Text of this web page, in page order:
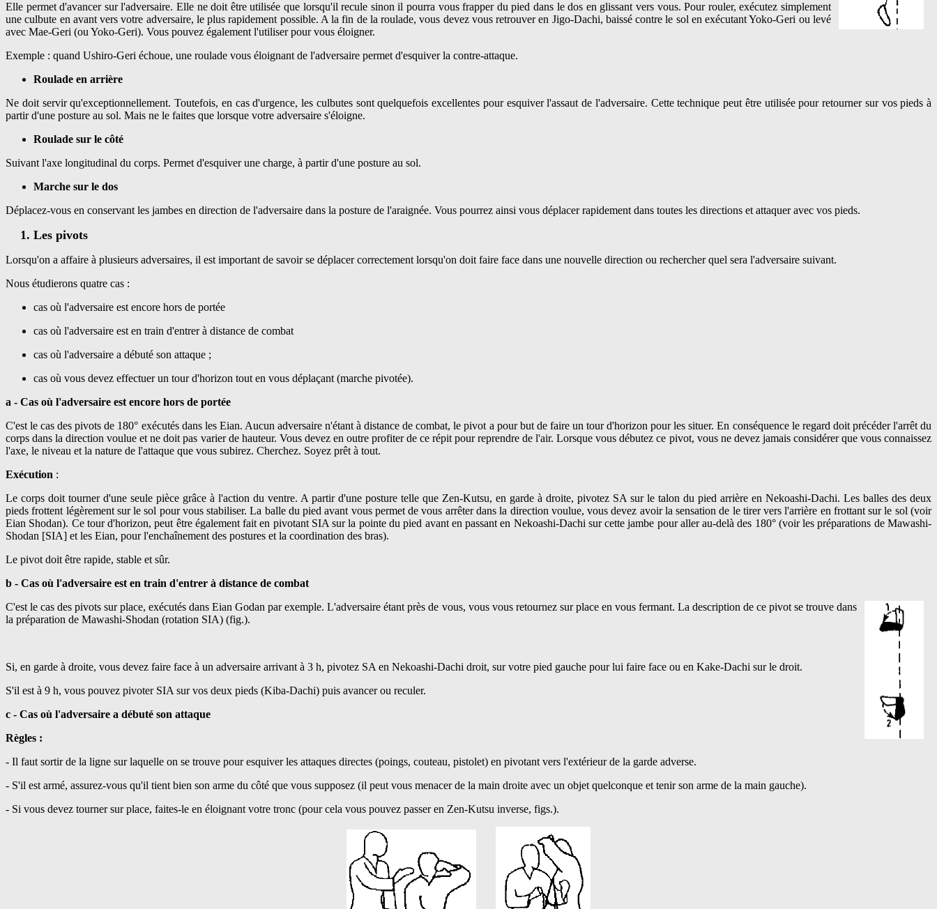
Elle permet d'avancer sur l'adversaire. Elle ne doit être utilisée que lorsqu'il recule sinon il pourra vous frapper du pied dans le dos en glissant vers vous. Pour rouler, exécutez simplement
une culbute en avant vers votre adversaire, le plus rapidement possible. A la fin de la roulade, vous devez vous retrouver en Jigo-Dachi, baissé contre le sol en exécutant Yoko-Geri ou levé
avec Mae-Geri (ou Yoko-Geri). Vous pouvez également l'utiliser pour vous éloigner.
Exemple : quand Ushiro-Geri échoue, une roulade vous éloignant de l'adversaire permet d'esquiver la contre-attaque.
Roulade en arrière
Ne doit servir qu'exceptionnellement. Toutefois, en cas d'urgence, les culbutes sont quelquefois excellentes pour esquiver l'assaut de l'adversaire. Cette technique peut être utilisée pour retourner sur vos pieds à
partir d'une posture au sol. Mais ne le faites que lorsque votre adversaire s'éloigne.
Roulade sur le côté
Suivant l'axe longitudinal du corps. Permet d'esquiver une charge, à partir d'une posture au sol.
Marche sur le dos
Déplacez-vous en conservant les jambes en direction de l'adversaire dans la posture de l'araignée. Vous pourrez ainsi vous déplacer rapidement dans toutes les directions et attaquer avec vos pieds.
Les pivots
Lorsqu'on a affaire à plusieurs adversaires, il est important de savoir se déplacer correctement lorsqu'on doit faire face dans une nouvelle direction ou rechercher quel sera l'adversaire suivant.
Nous étudierons quatre cas :
cas où l'adversaire est encore hors de portée
cas où l'adversaire est en train d'entrer à distance de combat
cas où l'adversaire a débuté son attaque ;
cas où vous devez effectuer un tour d'horizon tout en vous déplaçant (marche pivotée).
a - Cas où l'adversaire est encore hors de portée
C'est le cas des pivots de 180° exécutés dans les Eian. Aucun adversaire n'étant à distance de combat, le pivot a pour but de faire un tour d'horizon pour les situer. En conséquence le regard doit précéder l'arrêt du
corps dans la direction voulue et ne doit pas varier de hauteur. Vous devez en outre profiter de ce répit pour reprendre de l'air. Lorsque vous débutez ce pivot, vous ne devez jamais considérer que vous connaissez
l'axe, le niveau et la nature de l'attaque que vous subirez. Cherchez. Soyez prêt à tout.
Exécution :
Le corps doit tourner d'une seule pièce grâce à l'action du ventre. A partir d'une posture telle que Zen-Kutsu, en garde à droite, pivotez SA sur le talon du pied arrière en Nekoashi-Dachi. Les balles des deux
pieds frottent légèrement sur le sol pour vous stabiliser. La balle du pied avant vous permet de vous arrêter dans la direction voulue, vous devez avoir la sensation de le tirer vers l'arrière en frottant sur le sol (voir
Eian Shodan). Ce tour d'horizon, peut être également fait en pivotant SIA sur la pointe du pied avant en passant en Nekoashi-Dachi sur cette jambe pour aller au-delà des 180° (voir les préparations de Mawashi-
Shodan [SIA] et les Eian, pour l'enchaînement des postures et la coordination des bras).
Le pivot doit être rapide, stable et sûr.
b - Cas où l'adversaire est en train d'entrer à distance de combat
C'est le cas des pivots sur place, exécutés dans Eian Godan par exemple. L'adversaire étant près de vous, vous vous retournez sur place en vous fermant. La description de ce pivot se trouve dans
la préparation de Mawashi-Shodan (rotation SIA) (fig.).
Si, en garde à droite, vous devez faire face à un adversaire arrivant à 3 h, pivotez SA en Nekoashi-Dachi droit, sur votre pied gauche pour lui faire face ou en Kake-Dachi sur le droit.
S'il est à 9 h, vous pouvez pivoter SIA sur vos deux pieds (Kiba-Dachi) puis avancer ou reculer.
c - Cas où l'adversaire a débuté son attaque
Règles :
- Il faut sortir de la ligne sur laquelle on se trouve pour esquiver les attaques directes (poings, couteau, pistolet) en pivotant vers l'extérieur de la garde adverse.
- S'il est armé, assurez-vous qu'il tient bien son arme du côté que vous supposez (il peut vous menacer de la main droite avec un objet quelconque et tenir son arme de la main gauche).
- Si vous devez tourner sur place, faites-le en éloignant votre tronc (pour cela vous pouvez passer en Zen-Kutsu inverse, figs.).